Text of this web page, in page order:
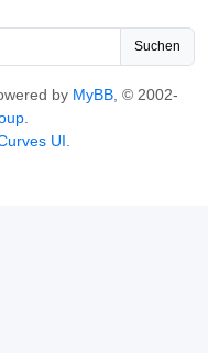
Suchen
by MyBB, © 2002-
.
UI